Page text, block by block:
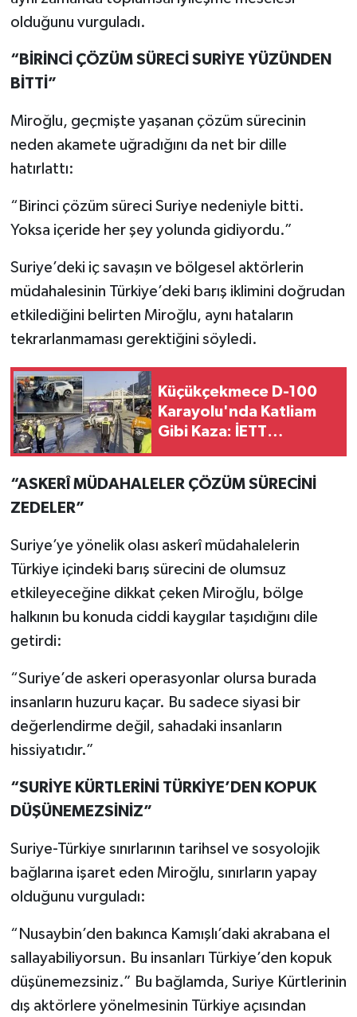
olduğunu vurguladı.
“BİRİNCİ ÇÖZÜM SÜRECİ SURİYE YÜZÜNDEN
BİTTİ”
Miroğlu, geçmişte yaşanan çözüm sürecinin
neden akamete uğradığını da net bir dille
hatırlattı:
“Birinci çözüm süreci Suriye nedeniyle bitti.
Yoksa içeride her şey yolunda gidiyordu.”
Suriye’deki iç savaşın ve bölgesel aktörlerin
müdahalesinin Türkiye’deki barış iklimini doğrudan
etkilediğini belirten Miroğlu, aynı hataların
tekrarlanmaması gerektiğini söyledi.
Küçükçekmece D-100
Karayolu'nda Katliam
Gibi Kaza: İETT
Otomobildeki 3 Kişi
Hayatını Kaybetti
“ASKERÎ MÜDAHALELER ÇÖZÜM SÜRECİNİ
ZEDELER”
Suriye’ye yönelik olası askerî müdahalelerin
Türkiye içindeki barış sürecini de olumsuz
etkileyeceğine dikkat çeken Miroğlu, bölge
halkının bu konuda ciddi kaygılar taşıdığını dile
getirdi:
“Suriye’de askeri operasyonlar olursa burada
insanların huzuru kaçar. Bu sadece siyasi bir
değerlendirme değil, sahadaki insanların
hissiyatıdır.”
“SURİYE KÜRTLERİNİ TÜRKİYE’DEN KOPUK
DÜŞÜNEMEZSİNİZ”
Suriye-Türkiye sınırlarının tarihsel ve sosyolojik
bağlarına işaret eden Miroğlu, sınırların yapay
olduğunu vurguladı:
“Nusaybin’den bakınca Kamışlı’daki akrabana el
sallayabiliyorsun. Bu insanları Türkiye’den kopuk
düşünemezsiniz.” Bu bağlamda, Suriye Kürtlerinin
dış aktörlere yönelmesinin Türkiye açısından